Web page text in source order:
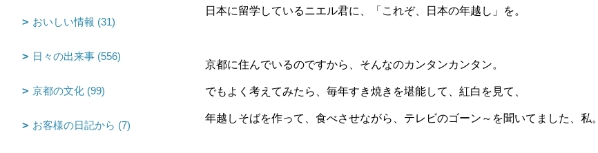
日本に留学しているニエル君に、「これぞ、日本の年越し」を。
京都に住んでいるのですから、そんなのカンタンカンタン。
でもよく考えてみたら、毎年すき焼きを堪能して、紅白を見て、
年越しそばを作って、食べさせながら、テレビのゴーン～を聞いてました、私。
おいしい情報 (31)
日々の出来事 (556)
京都の文化 (99)
お客様の日記から (7)